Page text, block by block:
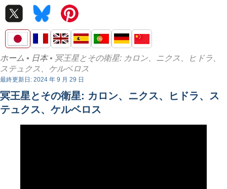
ホーム • 日本• 冥王星とその衛星: カロン、ニクス、ヒドラ、
ステュクス、ケルベロス
最終更新日: 2024 年 9 月 29 日
冥王星とその衛星: カロン、ニクス、ヒドラ、ス
テュクス、ケルベロス